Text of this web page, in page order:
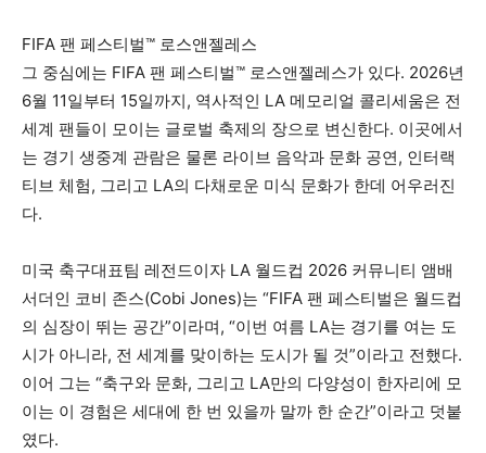
FIFA 팬 페스티벌™ 로스앤젤레스
그 중심에는 FIFA 팬 페스티벌™ 로스앤젤레스가 있다. 2026년
6월 11일부터 15일까지, 역사적인 LA 메모리얼 콜리세움은 전
세계 팬들이 모이는 글로벌 축제의 장으로 변신한다. 이곳에서
는 경기 생중계 관람은 물론 라이브 음악과 문화 공연, 인터랙
티브 체험, 그리고 LA의 다채로운 미식 문화가 한데 어우러진
다.
미국 축구대표팀 레전드이자 LA 월드컵 2026 커뮤니티 앰배
서더인 코비 존스(Cobi Jones)는 “FIFA 팬 페스티벌은 월드컵
의 심장이 뛰는 공간”이라며, “이번 여름 LA는 경기를 여는 도
시가 아니라, 전 세계를 맞이하는 도시가 될 것”이라고 전했다.
이어 그는 “축구와 문화, 그리고 LA만의 다양성이 한자리에 모
이는 이 경험은 세대에 한 번 있을까 말까 한 순간”이라고 덧붙
였다.